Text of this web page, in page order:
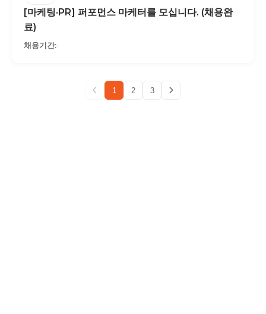
[마케팅·PR] 퍼포먼스 마케터를 모십니다. (채용완
료)
-
1 2 3